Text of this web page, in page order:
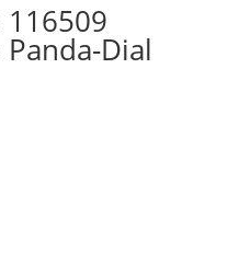
116509
Dial